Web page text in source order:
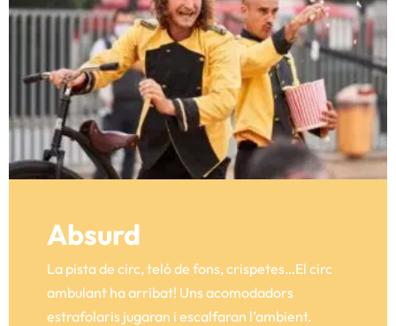
Absurd
La pista de circ, teló de fons, crispetes…El circ
ambulant ha arribat! Uns acomodadors
estrafolaris jugaran i escalfaran l’ambient.